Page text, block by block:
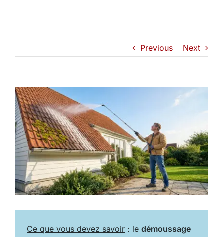
Previous Next
View
Larger
Image
Ce que vous devez savoir : le démoussage